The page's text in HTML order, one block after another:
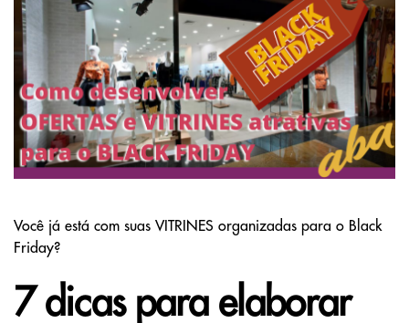
Você já está com suas VITRINES organizadas para o Black
Friday?
7 dicas para elaborar